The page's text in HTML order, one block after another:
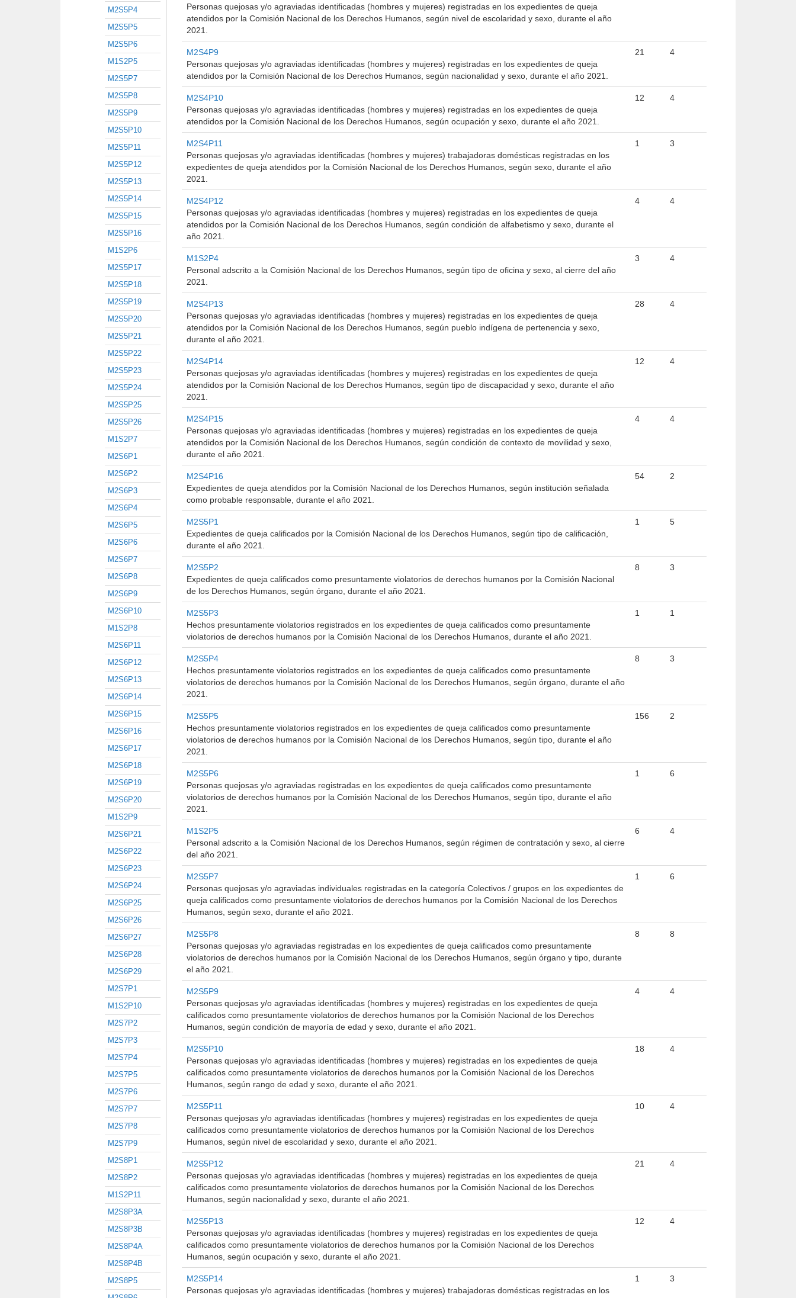
M2S5P4
M2S5P5
M2S5P6
M1S2P5
M2S5P7
M2S5P8
M2S5P9
M2S5P10
M2S5P11
M2S5P12
M2S5P13
M2S5P14
M2S5P15
M2S5P16
M1S2P6
M2S5P17
M2S5P18
M2S5P19
M2S5P20
M2S5P21
M2S5P22
M2S5P23
M2S5P24
M2S5P25
M2S5P26
M1S2P7
M2S6P1
M2S6P2
M2S6P3
M2S6P4
M2S6P5
M2S6P6
M2S6P7
M2S6P8
M2S6P9
M2S6P10
M1S2P8
M2S6P11
M2S6P12
M2S6P13
M2S6P14
M2S6P15
M2S6P16
M2S6P17
M2S6P18
M2S6P19
M2S6P20
M1S2P9
M2S6P21
M2S6P22
M2S6P23
M2S6P24
M2S6P25
M2S6P26
M2S6P27
M2S6P28
M2S6P29
M2S7P1
M1S2P10
M2S7P2
M2S7P3
M2S7P4
M2S7P5
M2S7P6
M2S7P7
M2S7P8
M2S7P9
M2S8P1
M2S8P2
M1S2P11
M2S8P3A
M2S8P3B
M2S8P4A
M2S8P4B
M2S8P5
Personas quejosas y/o agraviadas identificadas (hombres y mujeres) registradas en los expedientes de queja
atendidos por la Comisión Nacional de los Derechos Humanos, según nivel de escolaridad y sexo, durante el año
2021.
M2S4P9
Personas quejosas y/o agraviadas identificadas (hombres y mujeres) registradas en los expedientes de queja
atendidos por la Comisión Nacional de los Derechos Humanos, según nacionalidad y sexo, durante el año 2021.
21 4
M2S4P10
Personas quejosas y/o agraviadas identificadas (hombres y mujeres) registradas en los expedientes de queja
atendidos por la Comisión Nacional de los Derechos Humanos, según ocupación y sexo, durante el año 2021.
12 4
M2S4P11
Personas quejosas y/o agraviadas identificadas (hombres y mujeres) trabajadoras domésticas registradas en los
expedientes de queja atendidos por la Comisión Nacional de los Derechos Humanos, según sexo, durante el año
2021.
1 3
M2S4P12
Personas quejosas y/o agraviadas identificadas (hombres y mujeres) registradas en los expedientes de queja
atendidos por la Comisión Nacional de los Derechos Humanos, según condición de alfabetismo y sexo, durante el
año 2021.
4 4
M1S2P4
Personal adscrito a la Comisión Nacional de los Derechos Humanos, según tipo de oficina y sexo, al cierre del año
2021.
3 4
M2S4P13
Personas quejosas y/o agraviadas identificadas (hombres y mujeres) registradas en los expedientes de queja
atendidos por la Comisión Nacional de los Derechos Humanos, según pueblo indígena de pertenencia y sexo,
durante el año 2021.
28 4
M2S4P14
Personas quejosas y/o agraviadas identificadas (hombres y mujeres) registradas en los expedientes de queja
atendidos por la Comisión Nacional de los Derechos Humanos, según tipo de discapacidad y sexo, durante el año
2021.
12 4
M2S4P15
Personas quejosas y/o agraviadas identificadas (hombres y mujeres) registradas en los expedientes de queja
atendidos por la Comisión Nacional de los Derechos Humanos, según condición de contexto de movilidad y sexo,
durante el año 2021.
4 4
M2S4P16
Expedientes de queja atendidos por la Comisión Nacional de los Derechos Humanos, según institución señalada
como probable responsable, durante el año 2021.
54 2
M2S5P1
Expedientes de queja calificados por la Comisión Nacional de los Derechos Humanos, según tipo de calificación,
durante el año 2021.
1 5
M2S5P2
Expedientes de queja calificados como presuntamente violatorios de derechos humanos por la Comisión Nacional
de los Derechos Humanos, según órgano, durante el año 2021.
8 3
M2S5P3
Hechos presuntamente violatorios registrados en los expedientes de queja calificados como presuntamente
violatorios de derechos humanos por la Comisión Nacional de los Derechos Humanos, durante el año 2021.
1 1
M2S5P4
Hechos presuntamente violatorios registrados en los expedientes de queja calificados como presuntamente
violatorios de derechos humanos por la Comisión Nacional de los Derechos Humanos, según órgano, durante el año
2021.
8 3
M2S5P5
Hechos presuntamente violatorios registrados en los expedientes de queja calificados como presuntamente
violatorios de derechos humanos por la Comisión Nacional de los Derechos Humanos, según tipo, durante el año
2021.
156 2
M2S5P6
Personas quejosas y/o agraviadas registradas en los expedientes de queja calificados como presuntamente
violatorios de derechos humanos por la Comisión Nacional de los Derechos Humanos, según tipo, durante el año
2021.
1 6
M1S2P5
Personal adscrito a la Comisión Nacional de los Derechos Humanos, según régimen de contratación y sexo, al cierre
del año 2021.
6 4
M2S5P7
Personas quejosas y/o agraviadas individuales registradas en la categoría Colectivos / grupos en los expedientes de
queja calificados como presuntamente violatorios de derechos humanos por la Comisión Nacional de los Derechos
Humanos, según sexo, durante el año 2021.
1 6
M2S5P8
Personas quejosas y/o agraviadas registradas en los expedientes de queja calificados como presuntamente
violatorios de derechos humanos por la Comisión Nacional de los Derechos Humanos, según órgano y tipo, durante
el año 2021.
8 8
M2S5P9
Personas quejosas y/o agraviadas identificadas (hombres y mujeres) registradas en los expedientes de queja
calificados como presuntamente violatorios de derechos humanos por la Comisión Nacional de los Derechos
Humanos, según condición de mayoría de edad y sexo, durante el año 2021.
4 4
M2S5P10
Personas quejosas y/o agraviadas identificadas (hombres y mujeres) registradas en los expedientes de queja
calificados como presuntamente violatorios de derechos humanos por la Comisión Nacional de los Derechos
Humanos, según rango de edad y sexo, durante el año 2021.
18 4
M2S5P11
Personas quejosas y/o agraviadas identificadas (hombres y mujeres) registradas en los expedientes de queja
calificados como presuntamente violatorios de derechos humanos por la Comisión Nacional de los Derechos
Humanos, según nivel de escolaridad y sexo, durante el año 2021.
10 4
M2S5P12
Personas quejosas y/o agraviadas identificadas (hombres y mujeres) registradas en los expedientes de queja
calificados como presuntamente violatorios de derechos humanos por la Comisión Nacional de los Derechos
Humanos, según nacionalidad y sexo, durante el año 2021.
21 4
M2S5P13
Personas quejosas y/o agraviadas identificadas (hombres y mujeres) registradas en los expedientes de queja
calificados como presuntamente violatorios de derechos humanos por la Comisión Nacional de los Derechos
Humanos, según ocupación y sexo, durante el año 2021.
12 4
M2S5P14
Personas quejosas y/o agraviadas identificadas (hombres y mujeres) trabajadoras domésticas registradas en los
1 3